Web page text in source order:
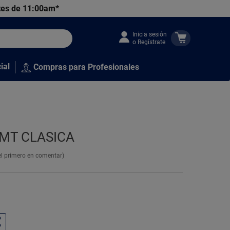
de 11:00am*
Inicia sesión
o Regístrate
Compras para Profesionales
CLASICA
primero en comentar)